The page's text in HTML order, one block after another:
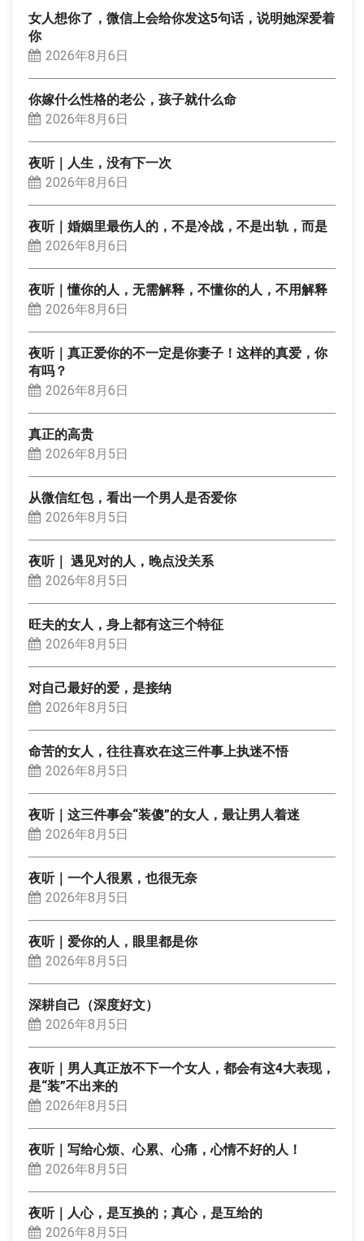
女人想你了，微信上会给你发这5句话，说明她深爱着
你
2026年8月6日
你嫁什么性格的老公，孩子就什么命
2026年8月6日
夜听｜人生，没有下一次
2026年8月6日
夜听｜婚姻里最伤人的，不是冷战，不是出轨，而是
2026年8月6日
夜听｜懂你的人，无需解释，不懂你的人，不用解释
2026年8月6日
夜听｜真正爱你的不一定是你妻子！这样的真爱，你
有吗？
2026年8月6日
真正的高贵
2026年8月5日
从微信红包，看出一个男人是否爱你
2026年8月5日
夜听｜ 遇见对的人，晚点没关系
2026年8月5日
旺夫的女人，身上都有这三个特征
2026年8月5日
对自己最好的爱，是接纳
2026年8月5日
命苦的女人，往往喜欢在这三件事上执迷不悟
2026年8月5日
夜听｜这三件事会“装傻”的女人，最让男人着迷
2026年8月5日
夜听｜一个人很累，也很无奈
2026年8月5日
夜听｜爱你的人，眼里都是你
2026年8月5日
深耕自己（深度好文）
2026年8月5日
夜听｜男人真正放不下一个女人，都会有这4大表现，
是“装”不出来的
2026年8月5日
夜听｜写给心烦、心累、心痛，心情不好的人！
2026年8月5日
夜听｜人心，是互换的；真心，是互给的
2026年8月5日